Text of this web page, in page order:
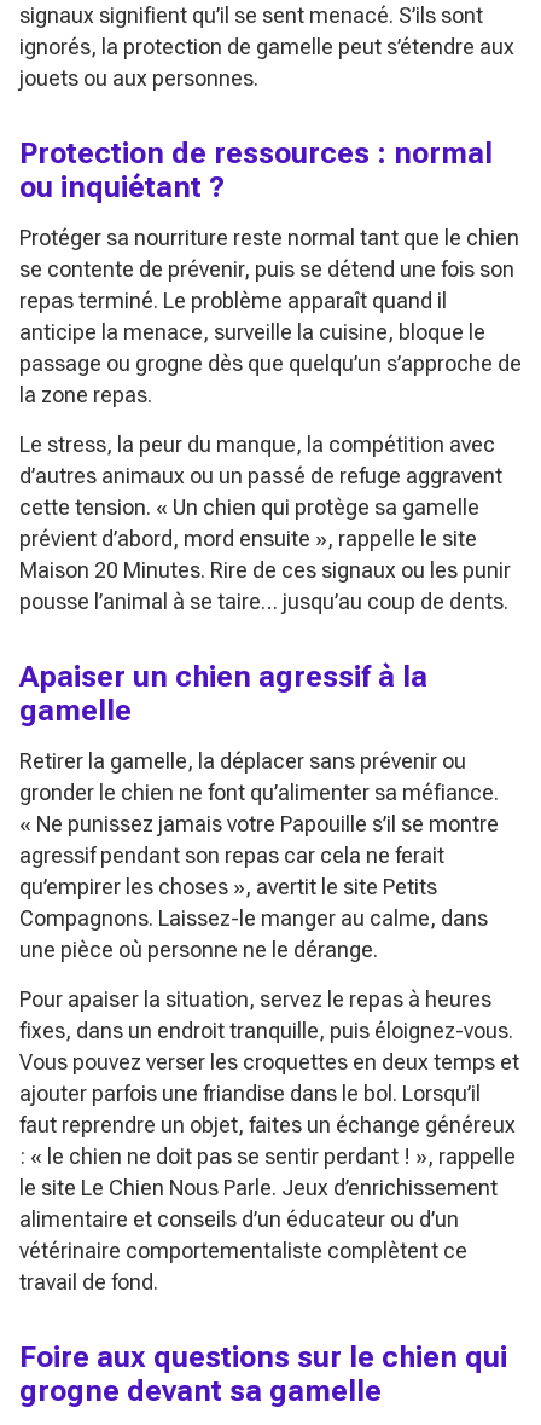
signaux signifient qu’il se sent menacé. S’ils sont
ignorés, la protection de gamelle peut s’étendre aux
jouets ou aux personnes.
Protection de ressources : normal
ou inquiétant ?
Protéger sa nourriture reste normal tant que le chien
se contente de prévenir, puis se détend une fois son
repas terminé. Le problème apparaît quand il
anticipe la menace, surveille la cuisine, bloque le
passage ou grogne dès que quelqu’un s’approche de
la zone repas.
Le stress, la peur du manque, la compétition avec
d’autres animaux ou un passé de refuge aggravent
cette tension. « Un chien qui protège sa gamelle
prévient d’abord, mord ensuite », rappelle le site
Maison 20 Minutes. Rire de ces signaux ou les punir
pousse l’animal à se taire… jusqu’au coup de dents.
Apaiser un chien agressif à la
gamelle
Retirer la gamelle, la déplacer sans prévenir ou
gronder le chien ne font qu’alimenter sa méfiance.
« Ne punissez jamais votre Papouille s’il se montre
agressif pendant son repas car cela ne ferait
qu’empirer les choses », avertit le site Petits
Compagnons. Laissez-le manger au calme, dans
une pièce où personne ne le dérange.
Pour apaiser la situation, servez le repas à heures
fixes, dans un endroit tranquille, puis éloignez-vous.
Vous pouvez verser les croquettes en deux temps et
ajouter parfois une friandise dans le bol. Lorsqu’il
faut reprendre un objet, faites un échange généreux
: « le chien ne doit pas se sentir perdant ! », rappelle
le site Le Chien Nous Parle. Jeux d’enrichissement
alimentaire et conseils d’un éducateur ou d’un
vétérinaire comportementaliste complètent ce
travail de fond.
Foire aux questions sur le chien qui
grogne devant sa gamelle